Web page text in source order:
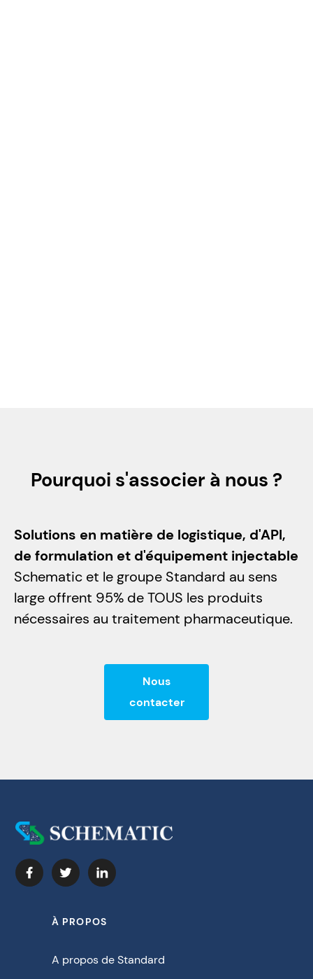
Pourquoi s'associer à nous ?
Solutions en matière de logistique, d'API,
de formulation et d'équipement injectable
Schematic et le groupe Standard au sens
large offrent 95% de TOUS les produits
nécessaires au traitement pharmaceutique.
Nous
contacter
À PROPOS
A propos de Standard